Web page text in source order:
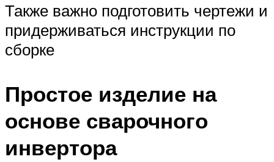
Также важно подготовить чертежи и
придерживаться инструкции по
сборке
Простое изделие на
основе сварочного
инвертора